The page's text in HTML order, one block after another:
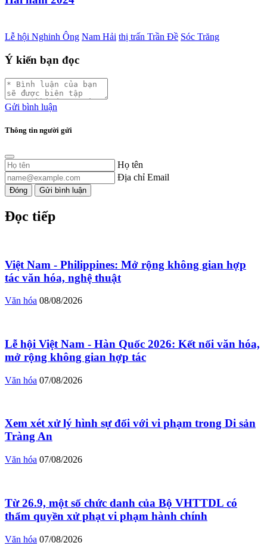
Lễ hội Nghinh Ông Nam Hải thị trấn Trần Đề Sóc Trăng
Ý kiến bạn đọc
Gửi bình luận
Thông tin người gửi
Họ tên
Địa chỉ Email
Đóng Gửi bình luận
Đọc tiếp
Việt Nam - Philippines: Mở rộng không gian hợp
tác văn hóa, nghệ thuật
Văn hóa 08/08/2026
Lễ hội Việt Nam - Hàn Quốc 2026: Kết nối văn hóa,
mở rộng không gian hợp tác
Văn hóa 07/08/2026
Xem xét xử lý hình sự đối với vi phạm trong Di sản
Tràng An
Văn hóa 07/08/2026
Từ 26.9, một số chức danh của Bộ VHTTDL có
thẩm quyền xử phạt vi phạm hành chính
Văn hóa 07/08/2026